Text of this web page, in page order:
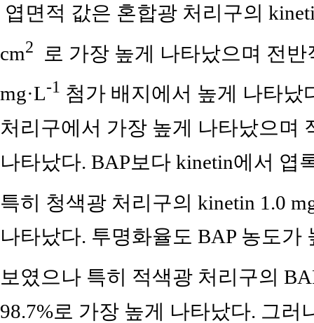
엽면적 값은 혼합광 처리구의
cm2
로 가장 높게 나타났으며 전
mg·L-1 첨가 배지에서 높게 나타났
처리구에서 가장 높게 나타났으며
나타났다. BAP보다 kinetin에서 엽
특히 청색광 처리구의 kinetin 1.0
나타났다. 투명화율도 BAP 농도
보였으나 특히 적색광 처리구의
98.7%로 가장 높게 나타났다. 그